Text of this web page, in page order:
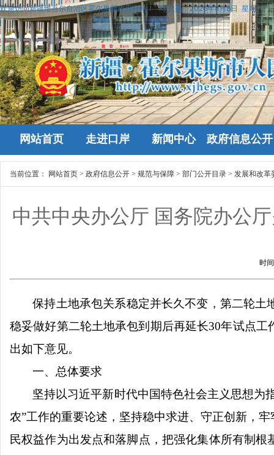
欢迎访问新疆维吾尔自治区霍尔果斯政府网站！ 今天是：2026年8月8日 星期六
网站首页 走进口岸 新闻中心 政府信息公开
当前位置： 网站首页 > 政府信息公开 > 规范与保障 > 部门公开目录 > 发展和改革
中共中央办公厅 国务院办公
时
保持土地承包关系稳定并长久不变，第二轮
稳妥做好第二轮土地承包到期后再延长30年试点
出如下意见。
一、总体要求
坚持以习近平新时代中国特色社会主义思想为
农”工作的重要论述，坚持稳中求进、守正创新，
民权益作为出发点和落脚点，把强化集体所有制